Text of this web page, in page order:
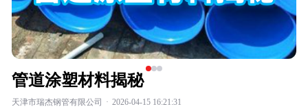
管道涂塑材料揭秘
天津市瑞杰钢管有限公司 · 2026-04-15 16:21:31